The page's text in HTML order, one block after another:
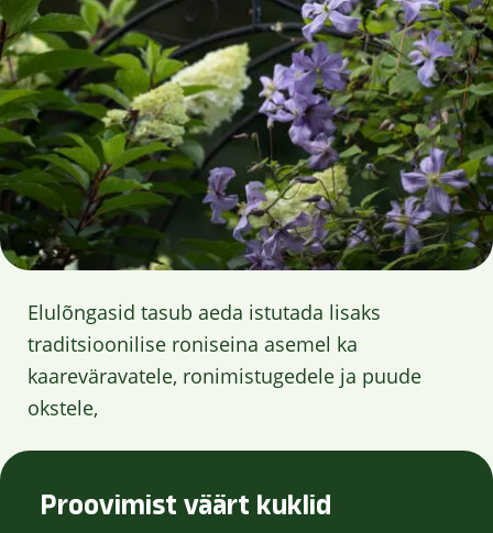
Elulõngasid tasub aeda istutada lisaks
traditsioonilise roniseina asemel ka
kaareväravatele, ronimistugedele ja puude
okstele,
Proovimist väärt kuklid